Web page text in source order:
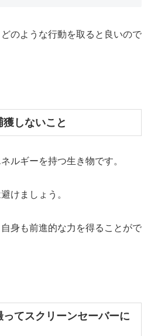
のような行動を取ると良いので
しないこと
ルギーを持つ生き物です。
けましょう。
身も前進的な力を得ることがで
てスクリーンセーバーに